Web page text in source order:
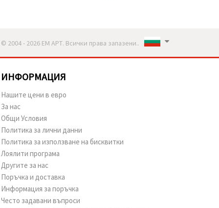
© 2004 - 2026 ЕМ АРТ. Всички права запазени..
ИНФОРМАЦИЯ
Нашите цени в евро
За нас
Общи Условия
Политика за лични данни
Политика за използване на бисквитки
Лоялити програма
Другите за нас
Поръчка и доставка
Информация за поръчка
Често задавани въпроси